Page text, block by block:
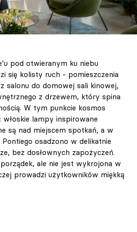
pod otwieranym ku niebu
się kolisty ruch - pomieszczenia
salonu do domowej sali kinowej,
z drzewem, który spina
W tym punkcie kosmos
włoskie lampy inspirowane
są nad miejscem spotkań, a w
osadzono w delikatnie
bez dosłownych zapożyczeń.
ale nie jest wykrojona w
prowadzi użytkowników miękką